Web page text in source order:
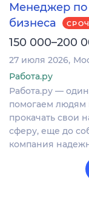
Менеджер по
бизнеса
150 000–200
27 июля 2026
Работа.ру
Работа.ру —
помогаем людям
прокачать свои
сферу, еще до
компания